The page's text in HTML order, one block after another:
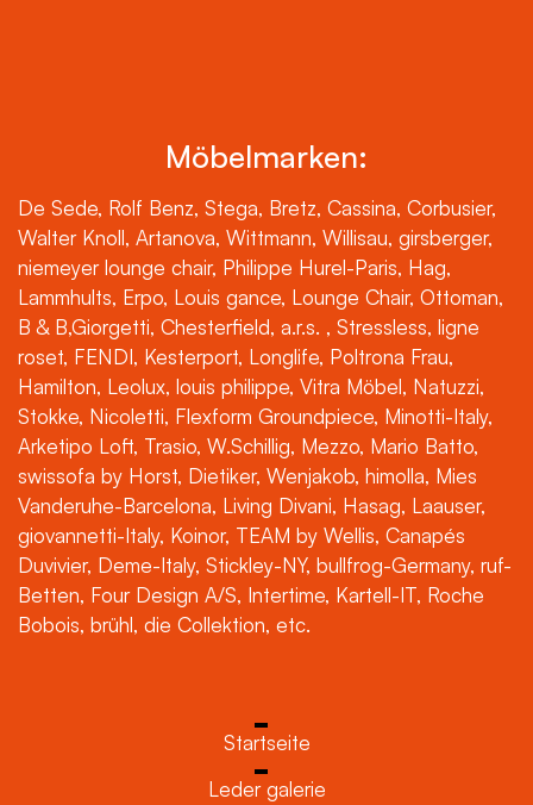
Möbelmarken:
De Sede, Rolf Benz, Stega, Bretz, Cassina, Corbusier,
Walter Knoll, Artanova, Wittmann, Willisau, girsberger,
niemeyer lounge chair, Philippe Hurel-Paris, Hag,
Lammhults, Erpo, Louis gance, Lounge Chair, Ottoman,
B & B,Giorgetti, Chesterfield, a.r.s. , Stressless, ligne
roset, FENDI, Kesterport, Longlife, Poltrona Frau,
Hamilton, Leolux, louis philippe, Vitra Möbel, Natuzzi,
Stokke, Nicoletti, Flexform Groundpiece, Minotti-Italy,
Arketipo Loft, Trasio, W.Schillig, Mezzo, Mario Batto,
swissofa by Horst, Dietiker, Wenjakob, himolla, Mies
Vanderuhe-Barcelona, Living Divani, Hasag, Laauser,
giovannetti-Italy, Koinor, TEAM by Wellis, Canapés
Duvivier, Deme-Italy, Stickley-NY, bullfrog-Germany, ruf-
Betten, Four Design A/S, Intertime, Kartell-IT, Roche
Bobois, brühl, die Collektion, etc.
Startseite
Leder galerie